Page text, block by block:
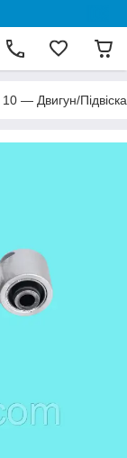
10 — Двигун/